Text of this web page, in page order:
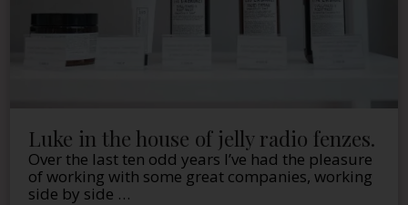
Luke in the house of jelly radio fenzes.
Over the last ten odd years I’ve had the pleasure
of working with some great companies, working
side by side …